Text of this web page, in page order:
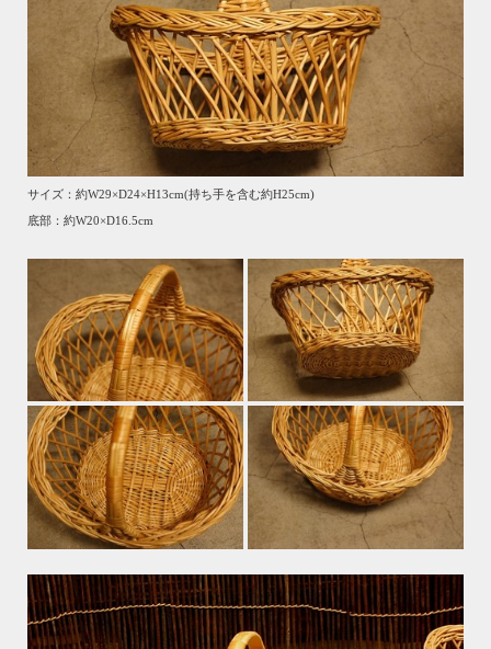
サイズ：約W29×D24×H13cm(持ち手を含む約H25cm)
底部：約W20×D16.5cm